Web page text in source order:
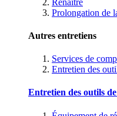
Prolongation de
Autres entretiens
Services de
Entretien des
Entretien des outils